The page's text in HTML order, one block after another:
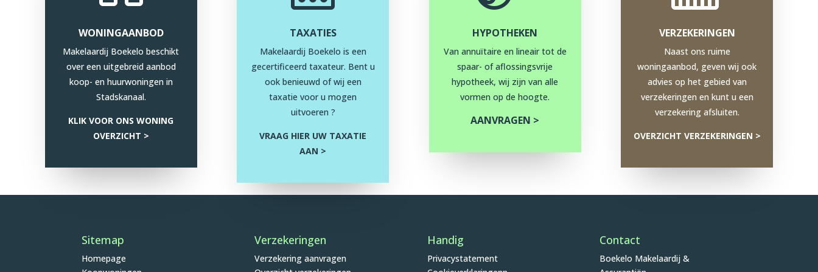
WONINGAANBOD
Makelaardij Boekelo beschikt
over een uitgebreid aanbod
koop- en huurwoningen in
Stadskanaal.
KLIK VOOR ONS WONING
OVERZICHT >
TAXATIES
Makelaardij Boekelo is een
gecertificeerd taxateur. Bent u
ook benieuwd of wij een
taxatie voor u mogen
uitvoeren ?
VRAAG HIER UW TAXATIE
AAN >
HYPOTHEKEN
Van annuïtaire en lineair tot de
spaar- of aflossingsvrije
hypotheek, wij zijn van alle
vormen op de hoogte.
AANVRAGEN >
VERZEKERINGEN
Naast ons ruime
woningaanbod, geven wij ook
advies op het gebied van
verzekeringen en kunt u een
verzekering afsluiten.
OVERZICHT VERZEKERINGEN >
Sitemap
Homepage
Verzekeringen
Verzekering aanvragen
Handig
Privacystatement
Contact
Boekelo Makelaardij &